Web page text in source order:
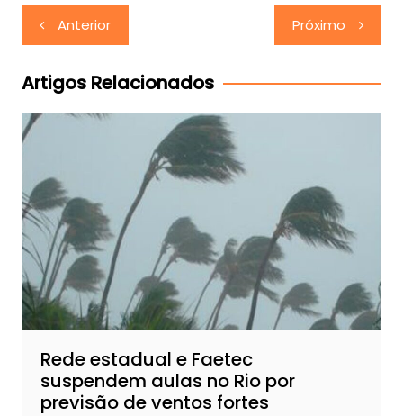
Navegação
de
Post
Anterior Próximo
Artigos Relacionados
Rede estadual e Faetec
suspendem aulas no Rio por
previsão de ventos fortes